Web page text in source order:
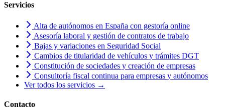
Servicios
Alta de autónomos en España con gestoría online
Asesoría laboral y gestión de contratos de trabajo
Bajas y variaciones en Seguridad Social
Cambios de titularidad de vehículos y trámites DGT
Constitución de sociedades y creación de empresas
Consultoría fiscal continua para empresas y autónomos
Ver todos los servicios →
Contacto